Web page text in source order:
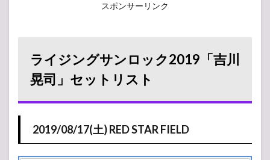
スポンサーリンク
ライジングサンロック2019「吉川
晃司」セットリスト
2019/08/17(土) RED STAR FIELD